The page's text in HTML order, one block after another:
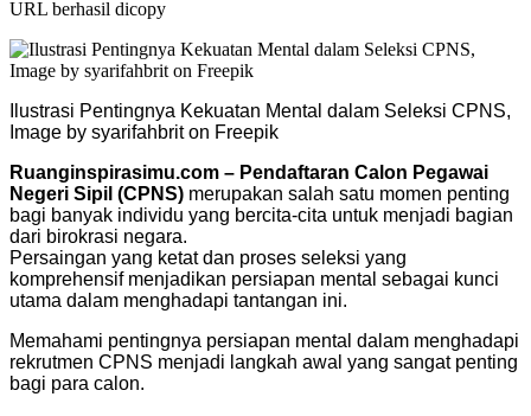
URL berhasil dicopy
Ilustrasi Pentingnya Kekuatan Mental dalam Seleksi CPNS,
Image by syarifahbrit on Freepik
Ruanginspirasimu.com – Pendaftaran Calon Pegawai
Negeri Sipil (CPNS) merupakan salah satu momen penting
bagi banyak individu yang bercita-cita untuk menjadi bagian
dari birokrasi negara.
Persaingan yang ketat dan proses seleksi yang
komprehensif menjadikan persiapan mental sebagai kunci
utama dalam menghadapi tantangan ini.
Memahami pentingnya persiapan mental dalam menghadapi
rekrutmen CPNS menjadi langkah awal yang sangat penting
bagi para calon.